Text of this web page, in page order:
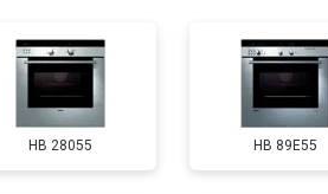
HB 28055 HB 89E55